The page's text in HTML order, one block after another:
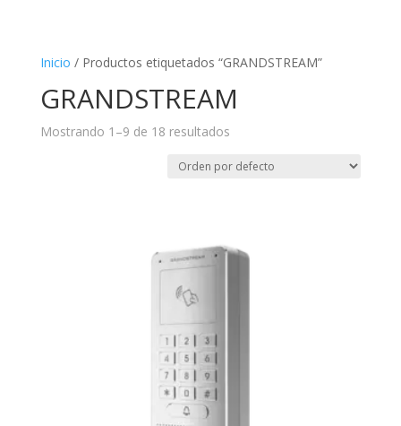
Inicio / Productos etiquetados “GRANDSTREAM”
GRANDSTREAM
Mostrando 1–9 de 18 resultados